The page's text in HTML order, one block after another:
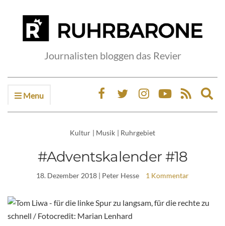
Journalisten bloggen das Revier
Menu
Kultur | Musik | Ruhrgebiet
#Adventskalender #18
18. Dezember 2018 | Peter Hesse 1 Kommentar